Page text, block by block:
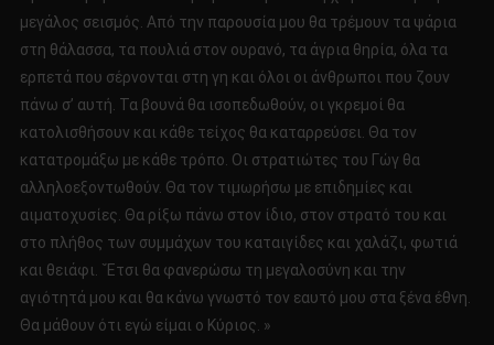
μεγάλος σεισμός. Από την παρουσία μου θα τρέμουν τα ψάρια
στη θάλασσα, τα πουλιά στον ουρανό, τα άγρια θηρία, όλα τα
ερπετά που σέρνονται στη γη και όλοι οι άνθρωποι που ζουν
πάνω σ’ αυτή. Τα βουνά θα ισοπεδωθούν, οι γκρεμοί θα
κατολισθήσουν και κάθε τείχος θα καταρρεύσει. Θα τον
κατατρομάξω με κάθε τρόπο. Οι στρατιώτες του Γώγ θα
αλληλοεξοντωθούν. Θα τον τιμωρήσω με επιδημίες και
αιματοχυσίες. Θα ρίξω πάνω στον ίδιο, στον στρατό του και
στο πλήθος των συμμάχων του καταιγίδες και χαλάζι, φωτιά
και θειάφι. `Έτσι θα φανερώσω τη μεγαλοσύνη και την
αγιότητά μου και θα κάνω γνωστό τον εαυτό μου στα ξένα έθνη.
Θα μάθουν ότι εγώ είμαι ο Κύριος. »